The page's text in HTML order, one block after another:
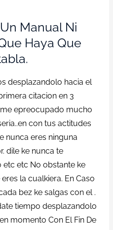
Manual Ni
Haya Que
desplazandolo hacia el
citacion en 3
epreocupado mucho
con tus actitudes
nunca eres ninguna
dile ke nunca te
etc etc No obstante ke
la cualkiera. En Caso
bez ke salgas con el .
tiempo desplazandolo
momento Con El Fin De